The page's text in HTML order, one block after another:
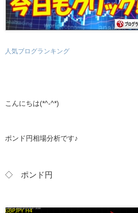
人気ブログランキング
こんにちは(*^-^*)
ポンド円相場分析です♪
◇ ポンド 円